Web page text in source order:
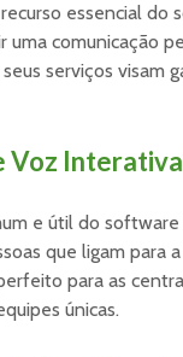
essencial do
uma comunicação
serviços visam
Voz
e útil do
que ligam
para as
únicas.